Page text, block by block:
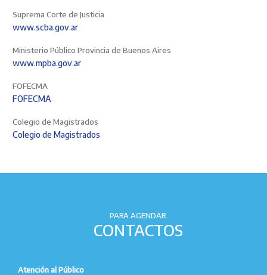
Suprema Corte de Justicia
www.scba.gov.ar
Ministerio Público Provincia de Buenos Aires
www.mpba.gov.ar
FOFECMA
FOFECMA
Colegio de Magistrados
Colegio de Magistrados
PARA AGENDAR
CONTACTOS
Atención al Público